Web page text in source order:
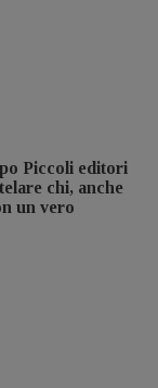
Piccoli editori
chi, anche
un vero